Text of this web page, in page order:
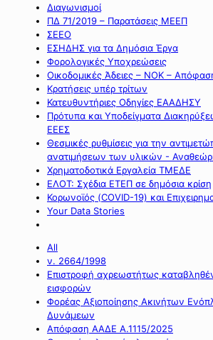
Διαγωνισμοί
ΠΔ 71/2019 – Παρατάσεις ΜΕΕΠ
ΣΕΕΟ
ΕΣΗΔΗΣ για τα Δημόσια Έργα
Φορολογικές Υποχρεώσεις
Οικοδομικές Άδειες – ΝΟΚ –
Κρατήσεις υπέρ τρίτων
Κατευθυντήριες Οδηγίες ΕΑΑΔΗΣΥ
Πρότυπα και Υποδείγματα
ΕΕΕΣ
Θεσμικές ρυθμίσεις για την
ανατιμήσεων των υλικών -
Χρηματοδοτικά Εργαλεία ΤΜΕΔΕ
ΕΛΟΤ: Σχέδια ΕΤΕΠ σε δημόσια κρίση
Κορωνοϊός (COVID-19) και
Your Data Stories
All
ν. 2664/1998
Επιστροφή αχρεωστήτως
εισφορών
Φορέας Αξιοποίησης Ακινήτων
Δυνάμεων
Απόφαση ΑΑΔΕ Α.1115/2025